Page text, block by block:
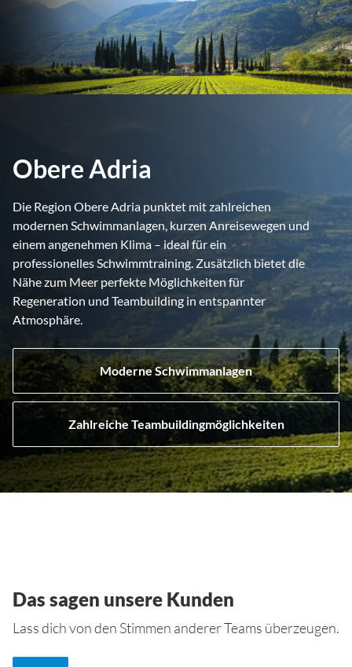
Obere Adria
Die Region Obere Adria punktet mit zahlreichen
modernen Schwimmanlagen, kurzen Anreisewegen und
einem angenehmen Klima – ideal für ein
professionelles Schwimmtraining. Zusätzlich bietet die
Nähe zum Meer perfekte Möglichkeiten für
Regeneration und Teambuilding in entspannter
Atmosphäre.
Moderne Schwimmanlagen
Zahlreiche Teambuildingmöglichkeiten
Das sagen unsere Kunden
Lass dich von den Stimmen anderer Teams überzeugen.